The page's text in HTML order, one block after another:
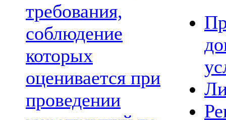
требования,
соблюдение
которых
оценивается при
проведении